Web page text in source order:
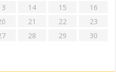
14 15
16
21 22
23
28 29
30